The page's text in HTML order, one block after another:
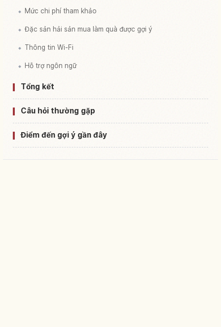
Mức chi phí tham khảo
Đặc sản hải sản mua làm quà được gợi ý
Thông tin Wi-Fi
Hỗ trợ ngôn ngữ
Tổng kết
Câu hỏi thường gặp
Điểm đến gợi ý gần đây